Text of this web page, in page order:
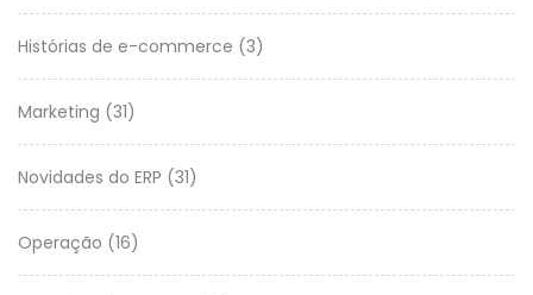
Histórias de e-commerce (3)
Marketing (31)
Novidades do ERP (31)
Operação (16)